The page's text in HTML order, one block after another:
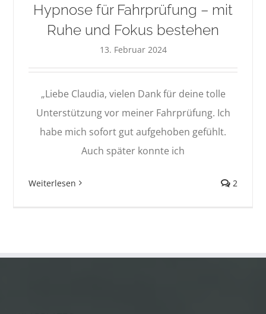
Hypnose für Fahrprüfung – mit
Ruhe und Fokus bestehen
13. Februar 2024
„Liebe Claudia, vielen Dank für deine tolle
Unterstützung vor meiner Fahrprüfung. Ich
habe mich sofort gut aufgehoben gefühlt.
Auch später konnte ich
Weiterlesen 2